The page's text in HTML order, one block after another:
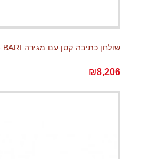
שולחן כתיבה קטן עם מגירה BARI - אלון מלא
₪8,206